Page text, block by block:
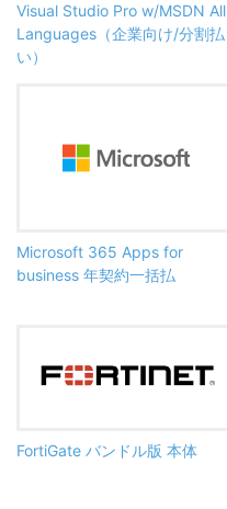
Visual Studio Pro w/MSDN All
Languages（企業向け/分割払
い）
Microsoft 365 Apps for
business 年契約一括払
FortiGate バンドル版 本体